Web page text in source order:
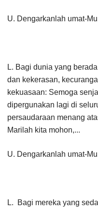
U. Dengarkanlah umat-
L. Bagi dunia yang
dan kekerasan,
kekuasaan: Semoga
dipergunakan lagi di
persaudaraan menang
Marilah kita mohon,...
U. Dengarkanlah umat-
L. Bagi mereka yang